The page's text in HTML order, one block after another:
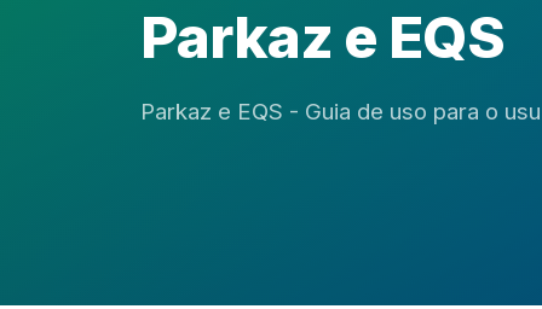
Parkaz e EQS
Parkaz e EQS - Guia de uso para o